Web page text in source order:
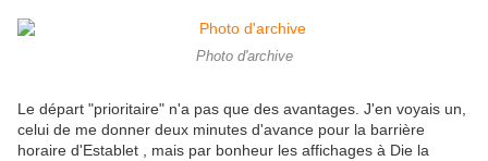
Photo d'archive
Le départ "prioritaire" n'a pas que des avantages. J'en voyais un,
celui de me donner deux minutes d'avance pour la barrière
horaire d'Establet , mais par bonheur les affichages à Die la